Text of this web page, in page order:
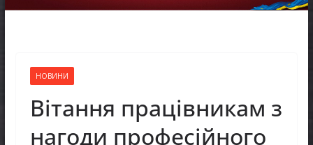
НОВИНИ
Вітання працівникам з
нагоди професійного